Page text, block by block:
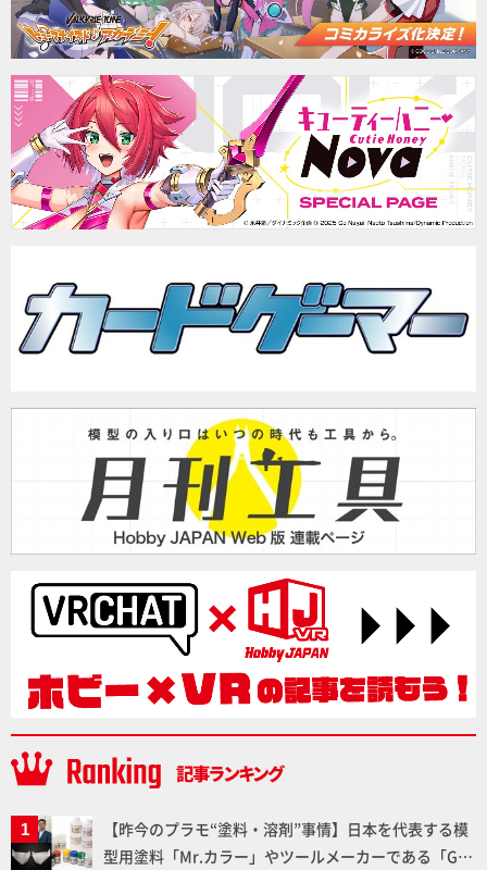
【昨今のプラモ“塗料・溶剤”事情】日本を代表する模
型用塗料「Mr.カラー」やツールメーカーである「GSI